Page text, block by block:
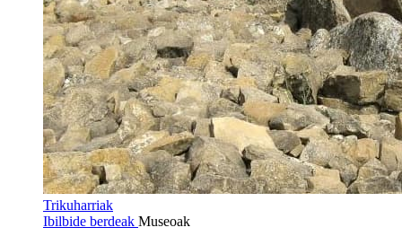
Trikuharriak
Ibilbide berdeak Museoak